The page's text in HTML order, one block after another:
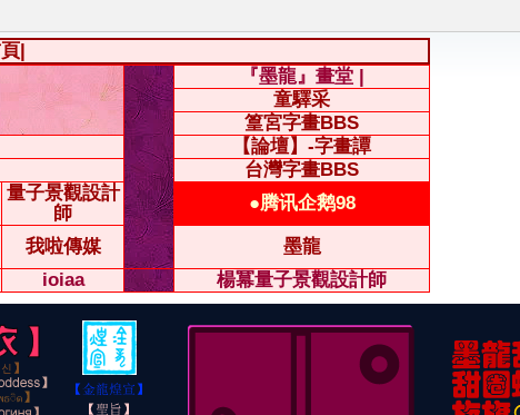
|
『墨龍』畫堂 |
童驛采
篁宮字畫BBS
【論壇】-字畫譚
台灣字畫BBS
量子景觀設計
師
●腾讯企鹅98
我啦傳媒
墨龍
ioiaa 楊冪量子景觀設計師